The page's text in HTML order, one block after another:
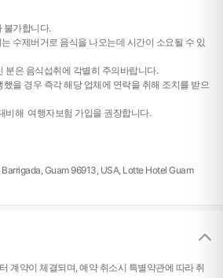
불가합니다.
수제버거로 음식을 나오는데 시간이 소요될 수 있
분은 음식섭취에 각별히 주의바랍니다.
을 경우 즉각 해당 업체에 연락을 취해 조치를 받으
비해 여행자보험 가입을 권장합니다.
Guam 96913, USA, Lotte Hotel Guam
계약이 체결되며, 예약 취소시 특별약관에 따라 취